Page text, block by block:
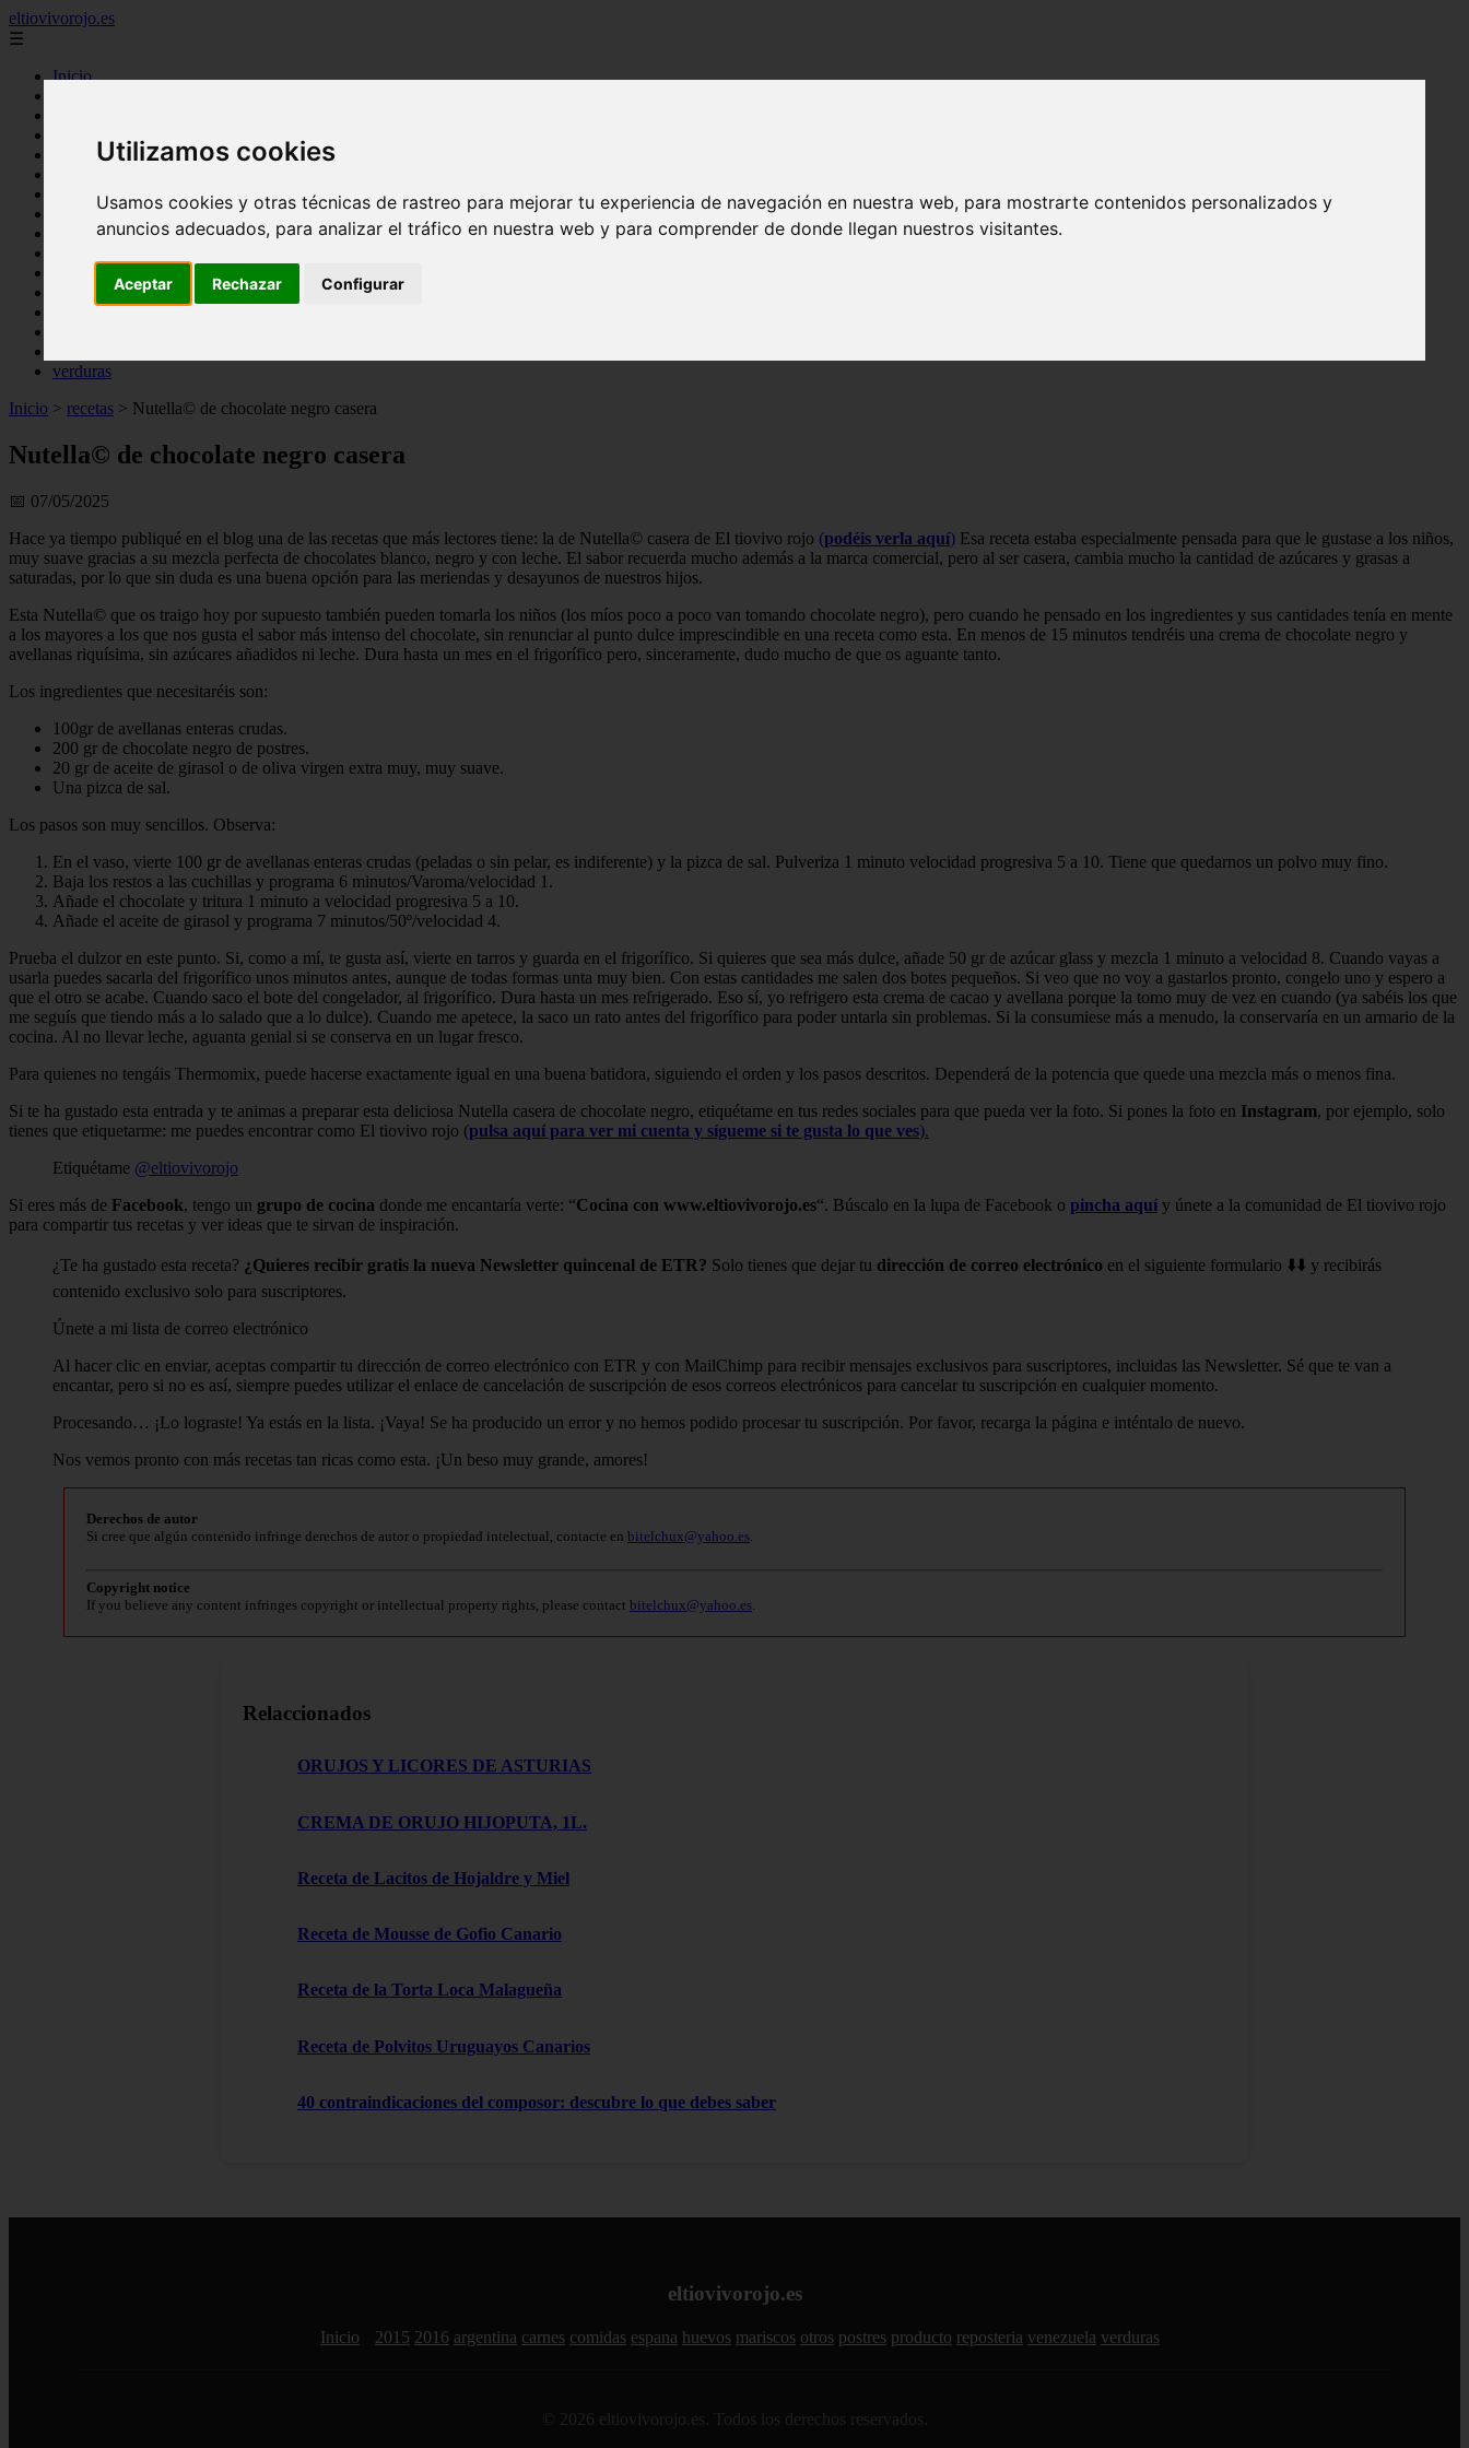
Utilizamos cookies
Usamos cookies y otras técnicas de rastreo para mejorar tu experiencia de navegación en nuestra web, para mostrarte contenidos personalizados y
anuncios adecuados, para analizar el tráfico en nuestra web y para comprender de donde llegan nuestros visitantes.
Aceptar Rechazar Configurar
eltiovivorojo.es
☰
Inicio
argentina
comidas
espana
huevos
producto
verduras
Inicio > recetas > Nutella© de chocolate negro casera
Nutella© de chocolate negro casera
📅 07/05/2025
Hace ya tiempo publiqué en el blog una de las recetas que más lectores tiene: la de Nutella©️ casera de El tiovivo rojo (podéis verla aquí) Esa receta estaba especialmente pensada para que le gustase a los niños,
muy suave gracias a su mezcla perfecta de chocolates blanco, negro y con leche. El sabor recuerda mucho además a la marca comercial, pero al ser casera, cambia mucho la cantidad de azúcares y grasas a
saturadas, por lo que sin duda es una buena opción para las meriendas y desayunos de nuestros hijos.
Esta Nutella©️ que os traigo hoy por supuesto también pueden tomarla los niños (los míos poco a poco van tomando chocolate negro), pero cuando he pensado en los ingredientes y sus cantidades tenía en mente
a los mayores a los que nos gusta el sabor más intenso del chocolate, sin renunciar al punto dulce imprescindible en una receta como esta. En menos de 15 minutos tendréis una crema de chocolate negro y
avellanas riquísima, sin azúcares añadidos ni leche. Dura hasta un mes en el frigorífico pero, sinceramente, dudo mucho de que os aguante tanto.
Los ingredientes que necesitaréis son:
100gr de avellanas enteras crudas.
200 gr de chocolate negro de postres.
20 gr de aceite de girasol o de oliva virgen extra muy, muy suave.
Una pizca de sal.
Los pasos son muy sencillos. Observa:
En el vaso, vierte 100 gr de avellanas enteras crudas (peladas o sin pelar, es indiferente) y la pizca de sal. Pulveriza 1 minuto velocidad progresiva 5 a 10. Tiene que quedarnos un polvo muy fino.
Baja los restos a las cuchillas y programa 6 minutos/Varoma/velocidad 1.
Añade el chocolate y tritura 1 minuto a velocidad progresiva 5 a 10.
Añade el aceite de girasol y programa 7 minutos/50º/velocidad 4.
Prueba el dulzor en este punto. Si, como a mí, te gusta así, vierte en tarros y guarda en el frigorífico. Si quieres que sea más dulce, añade 50 gr de azúcar glass y mezcla 1 minuto a velocidad 8. Cuando vayas a
usarla puedes sacarla del frigorífico unos minutos antes, aunque de todas formas unta muy bien. Con estas cantidades me salen dos botes pequeños. Si veo que no voy a gastarlos pronto, congelo uno y espero a
que el otro se acabe. Cuando saco el bote del congelador, al frigorífico. Dura hasta un mes refrigerado. Eso sí, yo refrigero esta crema de cacao y avellana porque la tomo muy de vez en cuando (ya sabéis los que
me seguís que tiendo más a lo salado que a lo dulce). Cuando me apetece, la saco un rato antes del frigorífico para poder untarla sin problemas. Si la consumiese más a menudo, la conservaría en un armario de la
cocina. Al no llevar leche, aguanta genial si se conserva en un lugar fresco.
Para quienes no tengáis Thermomix, puede hacerse exactamente igual en una buena batidora, siguiendo el orden y los pasos descritos. Dependerá de la potencia que quede una mezcla más o menos fina.
Si te ha gustado esta entrada y te animas a preparar esta deliciosa Nutella casera de chocolate negro, etiquétame en tus redes sociales para que pueda ver la foto. Si pones la foto en Instagram, por ejemplo, solo
tienes que etiquetarme: me puedes encontrar como El tiovivo rojo (pulsa aquí para ver mi cuenta y sígueme si te gusta lo que ves).
Etiquétame @eltiovivorojo
Si eres más de Facebook, tengo un grupo de cocina donde me encantaría verte: “Cocina con www.eltiovivorojo.es“. Búscalo en la lupa de Facebook o pincha aquí y únete a la comunidad de El tiovivo rojo
para compartir tus recetas y ver ideas que te sirvan de inspiración.
¿Te ha gustado esta receta? ¿Quieres recibir gratis la nueva Newsletter quincenal de ETR? Solo tienes que dejar tu dirección de correo electrónico en el siguiente formulario ⬇️⬇️ y recibirás
contenido exclusivo solo para suscriptores.
Únete a mi lista de correo electrónico
Al hacer clic en enviar, aceptas compartir tu dirección de correo electrónico con ETR y con MailChimp para recibir mensajes exclusivos para suscriptores, incluidas las Newsletter. Sé que te van a
encantar, pero si no es así, siempre puedes utilizar el enlace de cancelación de suscripción de esos correos electrónicos para cancelar tu suscripción en cualquier momento.
Procesando… ¡Lo lograste! Ya estás en la lista. ¡Vaya! Se ha producido un error y no hemos podido procesar tu suscripción. Por favor, recarga la página e inténtalo de nuevo.
Nos vemos pronto con más recetas tan ricas como esta. ¡Un beso muy grande, amores!
Derechos de autor
Si cree que algún contenido infringe derechos de autor o propiedad intelectual, contacte en bitelchux@yahoo.es
Copyright notice
If you believe any content infringes copyright or intellectual property rights, please contact bitelchux@yahoo.es
Relaccionados
ORUJOS Y LICORES DE ASTURIAS
CREMA DE ORUJO HIJOPUTA, 1L.
Receta de Lacitos de Hojaldre y Miel
Receta de Mousse de Gofio Canario
Receta de la Torta Loca Malagueña
Receta de Polvitos Uruguayos Canarios
40 contraindicaciones del composor: descubre lo que debes saber
eltiovivorojo.es
Inicio 2015 2016 argentina carnes comidas espana huevos mariscos otros postres producto reposteria venezuela verduras
© 2026 eltiovivorojo.es. Todos los derechos reservados.